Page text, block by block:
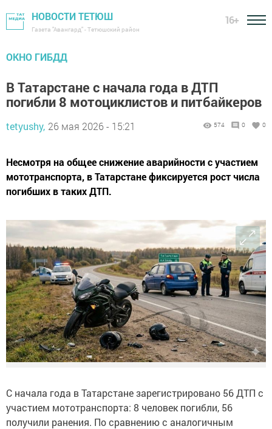
НОВОСТИ ТЕТЮШ
Газета "Авангард" - Тетюшский район
16+
ОКНО ГИБДД
В Татарстане с начала года в ДТП
погибли 8 мотоциклистов и питбайкеров
tetyushy, 26 мая 2026 - 15:21 574 0 0
Несмотря на общее снижение аварийности с участием
мототранспорта, в Татарстане фиксируется рост числа
погибших в таких ДТП.
С начала года в Татарстане зарегистрировано 56 ДТП с
участием мототранспорта: 8 человек погибли, 56
получили ранения. По сравнению с аналогичным